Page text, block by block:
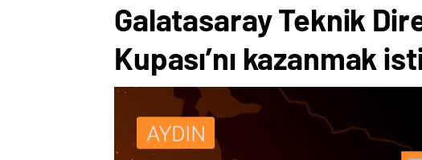
Galatasaray Teknik
Kupası’nı kazanmak